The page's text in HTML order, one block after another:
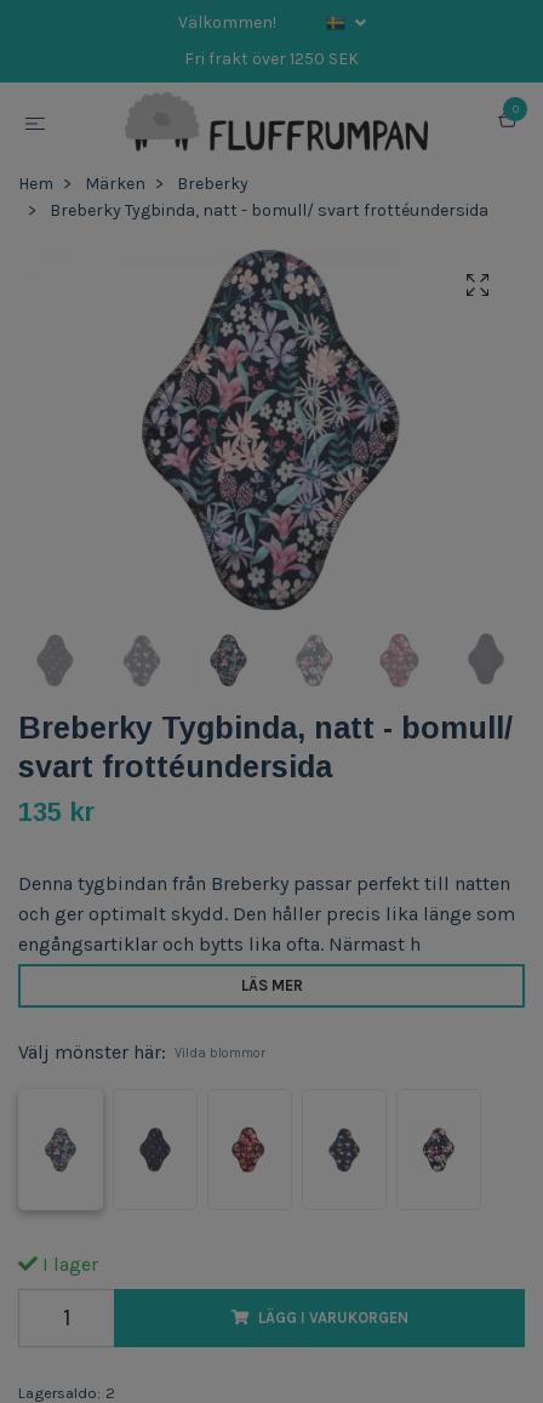
Välkommen!
Fri frakt över 1250 SEK
0
Hem Märken
Breberky
Breberky Tygbinda, natt - bomull/ svart frottéundersida
Breberky Tygbinda, natt - bomull/
svart frottéundersida
135 kr
Denna tygbindan från Breberky passar perfekt till natten
och ger optimalt skydd. Den håller precis lika länge som
engångsartiklar och bytts lika ofta. Närmast h
LÄS MER
Välj mönster här: Vilda blommor
I lager
LÄGG I VARUKORGEN
Lagersaldo: 2